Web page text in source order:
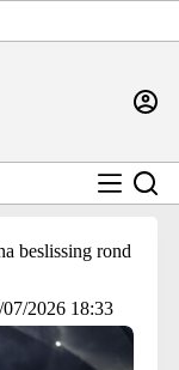
beslissing rond
07/2026 18:33